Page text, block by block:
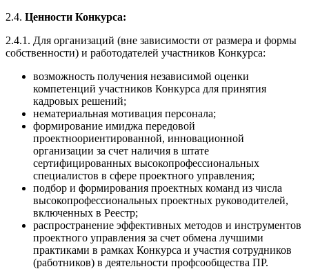
2.4. Ценности Конкурса:
2.4.1. Для организаций (вне зависимости от размера и формы
собственности) и работодателей участников Конкурса:
возможность получения независимой оценки
компетенций участников Конкурса для принятия
кадровых решений;
нематериальная мотивация персонала;
формирование имиджа передовой
проектноориентированной, инновационной
организации за счет наличия в штате
сертифицированных высокопрофессиональных
специалистов в сфере проектного управления;
подбор и формирования проектных команд из числа
высокопрофессиональных проектных руководителей,
включенных в Реестр;
распространение эффективных методов и инструментов
проектного управления за счет обмена лучшими
практиками в рамках Конкурса и участия сотрудников
(работников) в деятельности профсообщества ПР.